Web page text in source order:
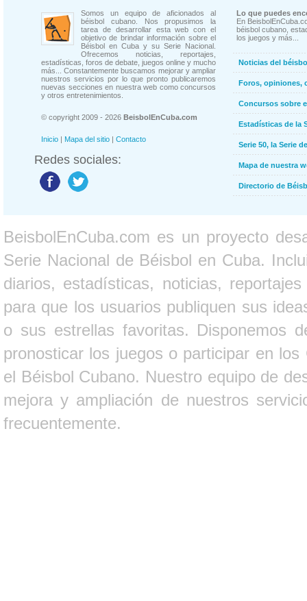
Somos un equipo de aficionados al
béisbol cubano. Nos propusimos la
tarea de desarrollar esta web con el
objetivo de brindar información sobre el
Béisbol en Cuba y su Serie Nacional.
Ofrecemos noticias, reportajes,
estadísticas, foros de debate, juegos online y mucho
más... Constantemente buscamos mejorar y ampliar
nuestros servicios por lo que pronto publicaremos
nuevas secciones en nuestra web como concursos
y otros entretenimientos.
© copyright 2009 - 2026 BeisbolEnCuba.com
Inicio | Mapa del sitio | Contacto
Redes sociales:
Lo que puedes
En
béisbol cubano,
los juegos y más...
Noticias del
Foros, opiniones,
Concursos sobre
Estadísticas de la
Serie 50, la Serie
Mapa de nuestra
Directorio de
BeisbolEnCuba.com es un proyecto
Serie Nacional de Béisbol en Cuba.
diarios, estadísticas, noticias,
para que los usuarios publiquen sus
o sus estrellas favoritas. Disponemos
pronosticar los juegos o participar en
el Béisbol Cubano. Nuestro equipo de
mejora y ampliación de nuestros
frecuentemente.